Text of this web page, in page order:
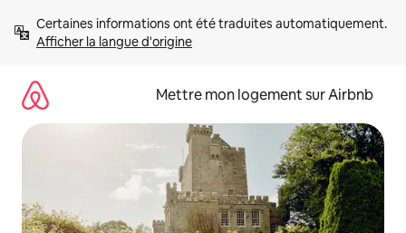
directement
Afficher la langue d'origine
Mettre mon logement sur Airbnb